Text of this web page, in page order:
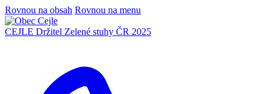
Rovnou na obsah Rovnou na menu
CEJLE Držitel Zelené stuhy ČR 2025